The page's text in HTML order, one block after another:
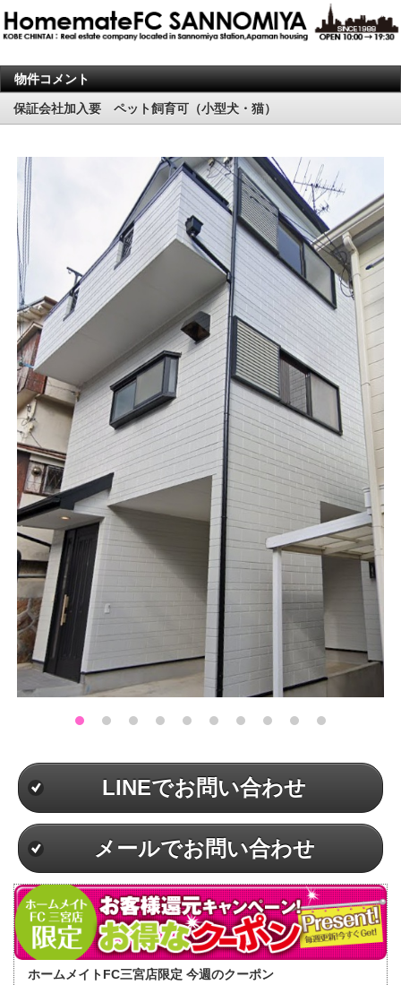
物件コメント
保証会社加入要 ペット飼育可（小型犬・猫）
LINEでお問い合わせ
メールでお問い合わせ
ホームメイトFC三宮店限定 今週のクーポン